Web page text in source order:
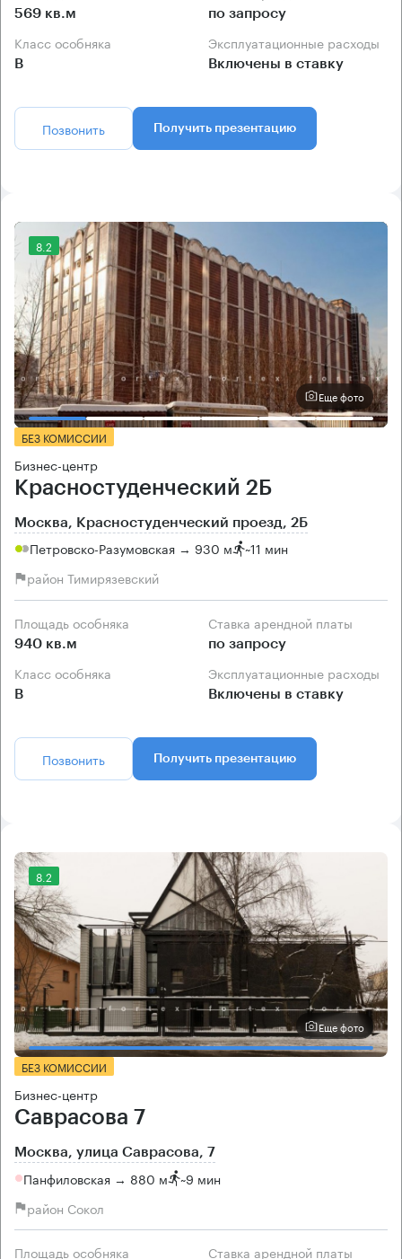
569 кв.м по запросу
Класс особняка
B
Эксплуатационные расходы
Включены в ставку
Позвонить Получить презентацию
8.2
Еще фото
БЕЗ КОМИССИИ
Бизнес-центр
Красностуденческий 2Б
Москва, Красностуденческий проезд, 2Б
Петровско-Разумовская → 930 м ~11 мин
район Тимирязевский
Площадь особняка
940 кв.м
Ставка арендной платы
по запросу
Класс особняка
B
Эксплуатационные расходы
Включены в ставку
Позвонить Получить презентацию
8.2
Еще фото
БЕЗ КОМИССИИ
Бизнес-центр
Саврасова 7
Москва, улица Саврасова, 7
Панфиловская → 880 м ~9 мин
район Сокол
Площадь особняка Ставка арендной платы